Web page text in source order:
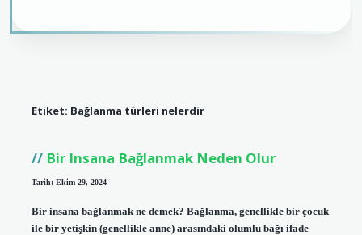
Etiket: Bağlanma türleri nelerdir
Bir Insana Bağlanmak Neden Olur
Tarih: Ekim 29, 2024
Bir insana bağlanmak ne demek? Bağlanma, genellikle bir çocuk
ile bir yetişkin (genellikle anne) arasındaki olumlu bağı ifade